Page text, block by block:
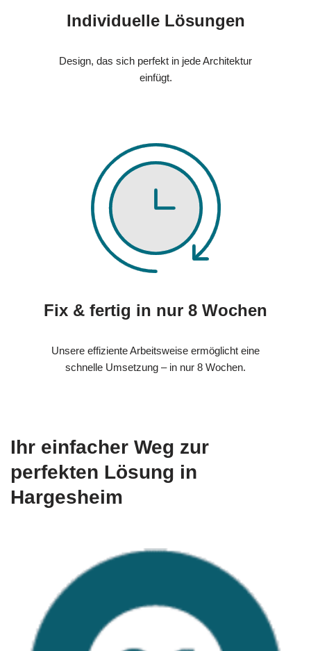
Individuelle Lösungen
Design, das sich perfekt in jede Architektur
einfügt.
Fix & fertig in nur 8 Wochen
Unsere effiziente Arbeitsweise ermöglicht eine
schnelle Umsetzung – in nur 8 Wochen.
Ihr einfacher Weg zur
perfekten Lösung in
Hargesheim